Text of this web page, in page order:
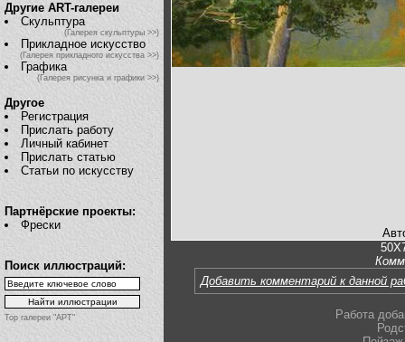
Другие ART-галереи
Скульптура
(Галерея скульптуры >>)
Прикладное искусство
(Галерея прикладного искусства >>)
Графика
(Галерея рисунка и графики >>)
Другое
Регистрация
Прислать работу
Личный кабинет
Прислать статью
Статьи по искусству
Партнёрские проекты:
Фрески
Поиск иллюстраций:
Top галереи "АРТ"
Добавить комментарий к данной
Работа